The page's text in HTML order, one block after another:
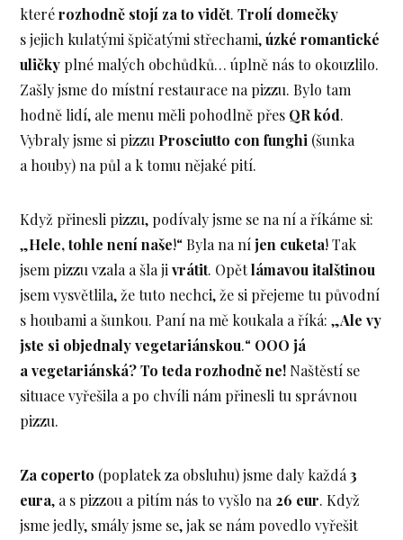
kterérozhodně stojí za to vidět.Trolí domečky
s jejich kulatými špičatými střechami,úzké romantické
uličky plné malých obchůdků… úplně nás to okouzlilo.
Zašly jsme do místní restaurace na pizzu. Bylo tam
hodně lidí, ale menu měli pohodlně přes QR kód.
Vybraly jsme si pizzu Prosciutto con funghi (šunka
a houby) na půl a k tomu nějaké pití.
Když přinesli pizzu, podívaly jsme se na ní a říkáme si:
„Hele, tohle není naše!“ Byla na níjen cuketa! Tak
jsem pizzu vzala a šla jivrátit. Opětlámavou italštinou
jsem vysvětlila, že tuto nechci, že si přejeme tu původní
s houbami a šunkou. Paní na mě koukala a říká: „Ale vy
jste si objednaly vegetariánskou.“ OOO já
a vegetariánská? To teda rozhodně ne! Naštěstí se
situace vyřešila a po chvíli nám přinesli tu správnou
pizzu.
Za coperto (poplatek za obsluhu) jsme daly každá3
eura, a s pizzou a pitím nás to vyšlo na 26 eur. Když
jsme jedly, smály jsme se, jak se nám povedlo vyřešit